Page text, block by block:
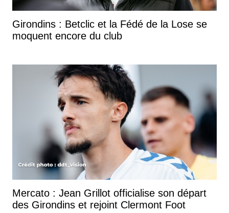
Girondins : Betclic et la Fédé de la Lose se
moquent encore du club
Mercato : Jean Grillot officialise son départ
des Girondins et rejoint Clermont Foot